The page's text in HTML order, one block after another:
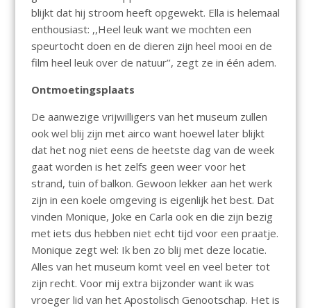
blijkt dat hij stroom heeft opgewekt. Ella is helemaal
enthousiast: ,,Heel leuk want we mochten een
speurtocht doen en de dieren zijn heel mooi en de
film heel leuk over de natuur’’, zegt ze in één adem.
Ontmoetingsplaats
De aanwezige vrijwilligers van het museum zullen
ook wel blij zijn met airco want hoewel later blijkt
dat het nog niet eens de heetste dag van de week
gaat worden is het zelfs geen weer voor het
strand, tuin of balkon. Gewoon lekker aan het werk
zijn in een koele omgeving is eigenlijk het best. Dat
vinden Monique, Joke en Carla ook en die zijn bezig
met iets dus hebben niet echt tijd voor een praatje.
Monique zegt wel: Ik ben zo blij met deze locatie.
Alles van het museum komt veel en veel beter tot
zijn recht. Voor mij extra bijzonder want ik was
vroeger lid van het Apostolisch Genootschap. Het is